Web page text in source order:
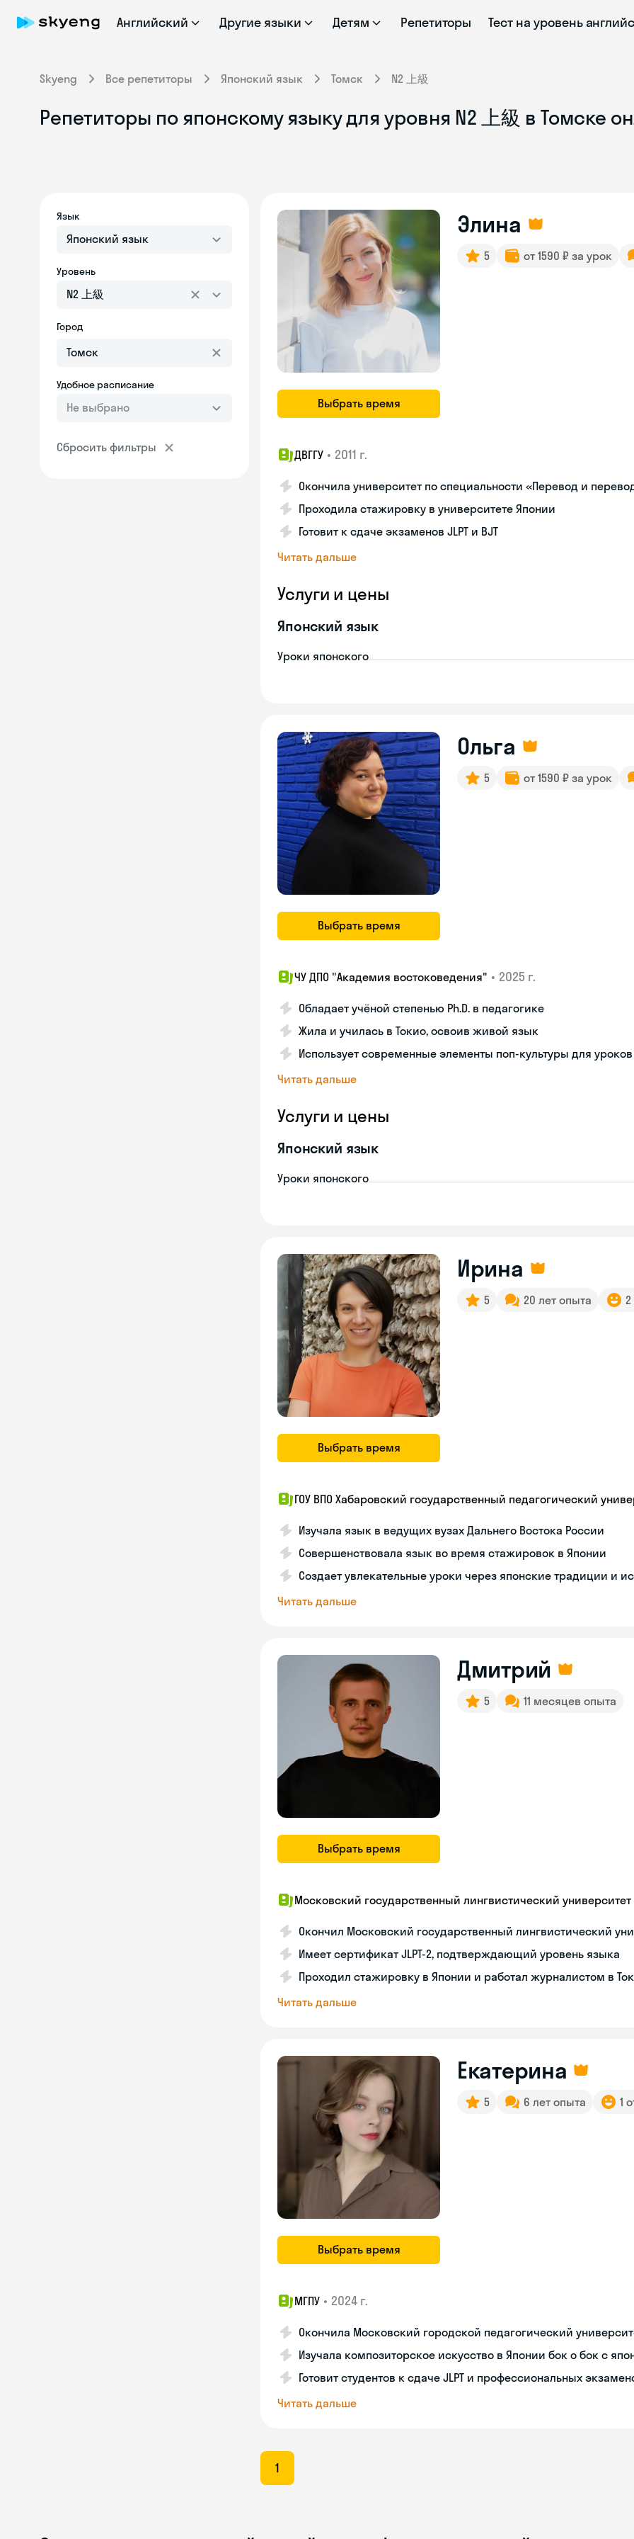
Английский Другие языки Детям Репетиторы Тест на уровень
Skyeng Все репетиторы Японский язык Томск N2 上級
Репетиторы по японскому языку для уровня N2 上級 в Томске
Язык
Японский язык
Уровень
N2 上級
Город
Удобное расписание
Не выбрано
Сбросить фильтры
Выбрать время
Элина
5 от 1590 ₽ за урок
ДВГГУ • 2011 г.
Окончила университет по специальности «Перевод и
Проходила стажировку в университете Японии
Готовит к сдаче экзаменов JLPT и BJT
Читать дальше
Услуги и цены
Японский язык
Уроки японского
Выбрать время
Ольга
5 от 1590 ₽ за урок
ЧУ ДПО "Академия востоковедения" • 2025 г.
Обладает учёной степенью Ph.D. в педагогике
Жила и училась в Токио, освоив живой язык
Использует современные элементы поп-культуры для уроков
Читать дальше
Услуги и цены
Японский язык
Уроки японского
Выбрать время
Ирина
5 20 лет опыта 2
ГОУ ВПО Хабаровский государственный педагогический
Изучала язык в ведущих вузах Дальнего Востока России
Совершенствовала язык во время стажировок в Японии
Создает увлекательные уроки через японские традиции и
Читать дальше
Выбрать время
Дмитрий
5 11 месяцев опыта
Московский государственный лингвистический университет
Окончил Московский государственный лингвистический
Имеет сертификат JLPT-2, подтверждающий уровень языка
Проходил стажировку в Японии и работал журналистом в
Читать дальше
Выбрать время
Екатерина
5 6 лет опыта 1
МГПУ • 2024 г.
Окончила Московский городской педагогический
Изучала композиторское искусство в Японии бок о бок с
Готовит студентов к сдаче JLPT и профессиональных
Читать дальше
1